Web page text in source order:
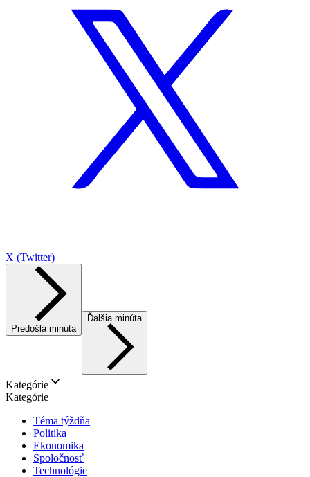
X (Twitter)
Predošlá minúta
Ďalšia minúta
Kategórie
Kategórie
Téma týždňa
Politika
Ekonomika
Spoločnosť
Technológie